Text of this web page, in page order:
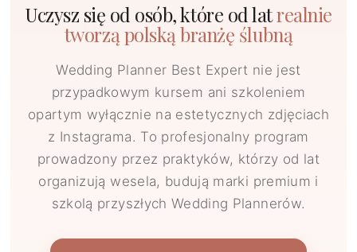
Uczysz się od osób, które od latrealnie
tworzą polską branżę ślubną
Wedding Planner Best Expert nie jest
przypadkowym kursem ani szkoleniem
opartym wyłącznie na estetycznych zdjęciach
z Instagrama. To profesjonalny program
prowadzony przez praktyków, którzy od lat
organizują wesela, budują marki premium i
szkolą przyszłych Wedding Plannerów.